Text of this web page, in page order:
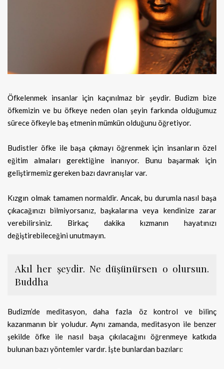
Öfkelenmek insanlar için kaçınılmaz bir şeydir. Budizm bize
öfkemizin ve bu öfkeye neden olan şeyin farkında olduğumuz
süreceöfkeyle baş etmenin mümkün olduğunu öğretiyor.
Budistler öfke ile başa çıkmayı öğrenmek için insanların özel
eğitim almaları gerektiğine inanıyor. Bunu başarmak için
geliştirmemiz gereken bazı davranışlar var.
Kızgın olmak tamamen normaldir. Ancak, bu durumla nasıl başa
çıkacağınızı bilmiyorsanız, başkalarına veya kendinize zarar
verebilirsiniz. Birkaç dakika kızmanın hayatınızı
değiştirebileceğini unutmayın.
Akıl her şeydir. Ne düşünürsen o olursun.
Buddha
Budizm’de meditasyon, daha fazla öz kontrol ve bilinç
kazanmanın bir yoludur. Aynı zamanda, meditasyon ile benzer
şekilde öfke ile nasıl başa çıkılacağını öğrenmeye katkıda
bulunan bazı yöntemler vardır. İşte bunlardan bazıları: